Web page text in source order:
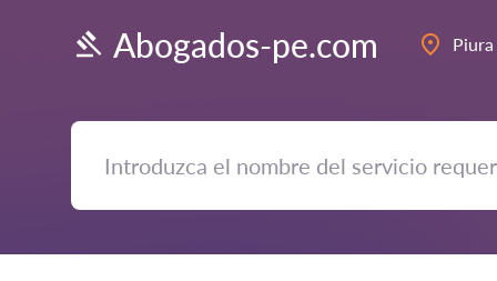
Abogados-pe.com Piura